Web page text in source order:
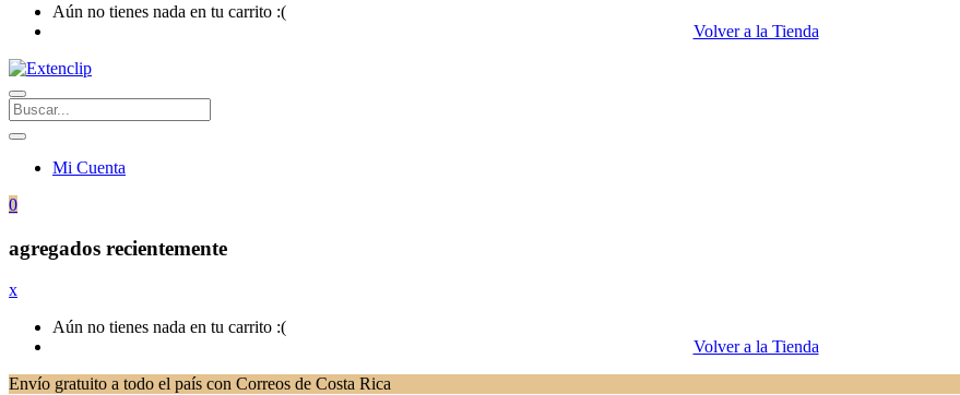
Aún no tienes nada en tu carrito :(
Volver a la Tienda
Mi Cuenta
0
agregados recientemente
x
Aún no tienes nada en tu carrito :(
Volver a la Tienda
Envío gratuito a todo el país con Correos de Costa Rica